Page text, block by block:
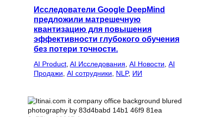
Исследователи Google DeepMind
предложили матрешечную
квантизацию для повышения
эффективности глубокого обучения
без потери точности.
AI Product AI Исследования AI Новости AI
Продажи AI сотрудники NLP, ИИ